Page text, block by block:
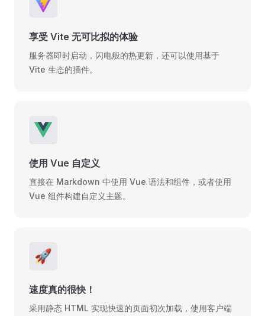
享受 Vite 无可比拟的体验
服务器即时启动，闪电般的热更新，还可以使用基于
Vite 生态的插件。
使用 Vue 自定义
直接在 Markdown 中使用 Vue 语法和组件，或者使用
Vue 组件构建自定义主题。
🚀
速度真的很快！
采用静态 HTML 实现快速的页面初次加载，使用客户端